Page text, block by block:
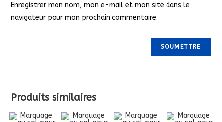
Enregistrer mon nom, mon e-mail et mon site dans le
navigateur pour mon prochain commentaire.
Produits similaires